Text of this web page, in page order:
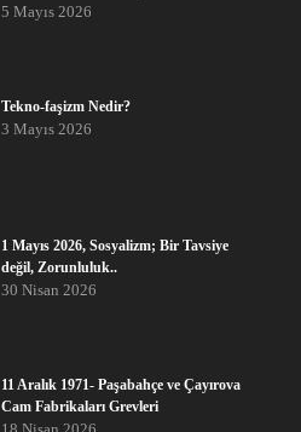
5 Mayıs 2026
Tekno-faşizm Nedir?
3 Mayıs 2026
1 Mayıs 2026, Sosyalizm; Bir Tavsiye
değil, Zorunluluk..
30 Nisan 2026
11 Aralık 1971- Paşabahçe ve Çayırova
Cam Fabrikaları Grevleri